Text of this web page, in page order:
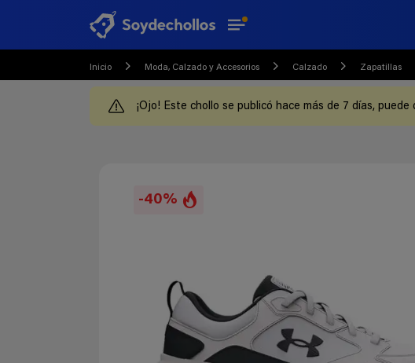
Inicio Moda, Calzado y Accesorios Calzado Zapatillas
¡Ojo! Este chollo se publicó hace más de 7 días,
-40%